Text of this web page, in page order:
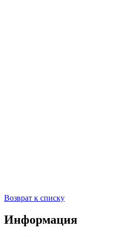
Возврат к списку
Информация